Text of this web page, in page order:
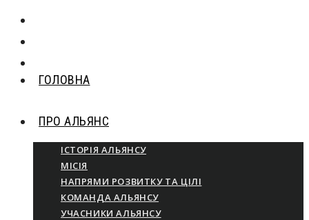
ГОЛОВНА
ПРО АЛЬЯНС
ІСТОРІЯ АЛЬЯНСУ
МІСІЯ
НАПРЯМИ РОЗВИТКУ ТА ЦІЛІ
КОМАНДА АЛЬЯНСУ
УЧАСНИКИ АЛЬЯНСУ